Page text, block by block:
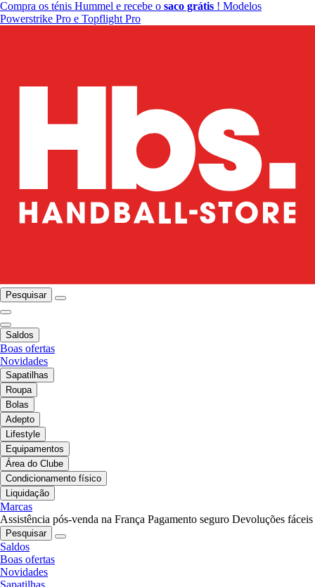
Compra os ténis Hummel e recebe o saco grátis ! Modelos
Powerstrike Pro e Topflight Pro
Pesquisar
Saldos
Boas ofertas
Novidades
Sapatilhas
Roupa
Bolas
Adepto
Lifestyle
Equipamentos
Área do Clube
Condicionamento físico
Liquidação
Marcas
Assistência pós-venda na França Pagamento seguro Devoluções fáceis
Pesquisar
Saldos
Boas ofertas
Novidades